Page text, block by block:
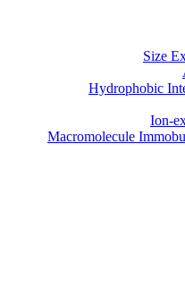
Size
Hydrophobic
Ion-
Macromolecule